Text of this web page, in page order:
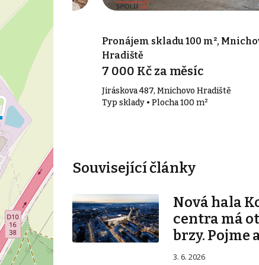
m², Mladá
m²
Pronájem skladu 100 m²,
Hradiště
7 000 Kč za měsíc
Jiráskova 487, Mnichovo Hradiště
Typ sklady • Plocha 100 m²
Související články
Nová hala
centra má
brzy. Pojme
3. 6. 2026